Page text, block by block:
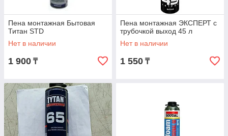
Пена монтажная Бытовая
Титан STD
Нет в наличии
1 900 ₸
Пена монтажная ЭКСПЕРТ с
трубочкой выход 45 л
Нет в наличии
1 550 ₸